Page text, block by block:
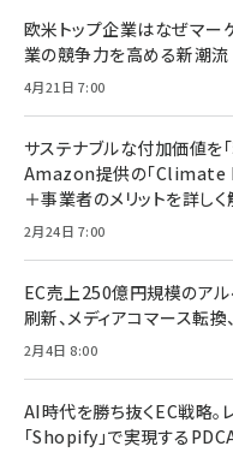
欧米トップ企業はなぜマー
業の競争力を高める新潮流
4月21日 7:00
サステナブルな付加価値を
Amazon提供の「Climate
＋事業者のメリットを詳し
2月24日 7:00
EC売上250億円規模のア
刷新、メディアコマース転換
2月4日 8:00
AI時代を勝ち抜くEC戦略。
「Shopify」で実現する